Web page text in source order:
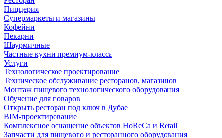
Пиццерия
Супермаркеты и магазины
Кофейни
Пекарни
Шаурмичные
Частные кухни премиум-класса
Услуги
Технологическое проектирование
Техническое обслуживание ресторанов, магазинов
Монтаж пищевого технологического оборудования
Обучение для поваров
Открыть ресторан под ключ в Дубае
BIM-проектирование
Комплексное оснащение объектов HoReCa и Retail
Запчасти для пищевого и ресторанного оборудования